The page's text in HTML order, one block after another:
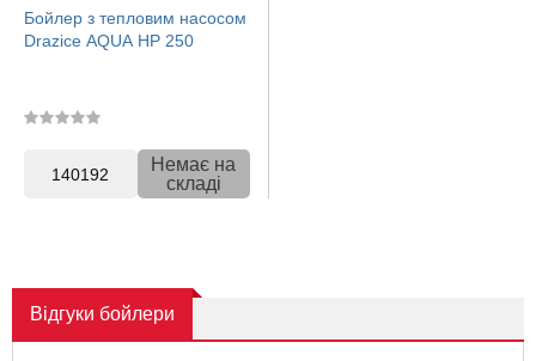
Бойлер з тепловим насосом
Drazice AQUA HP 250
140192
Немає на
складі
Відгуки бойлери